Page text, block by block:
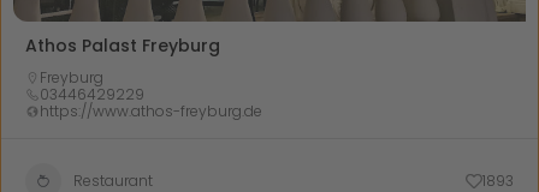
Athos Palast Freyburg
Freyburg
03446429229
https://www.athos-freyburg.de
Restaurant 1893